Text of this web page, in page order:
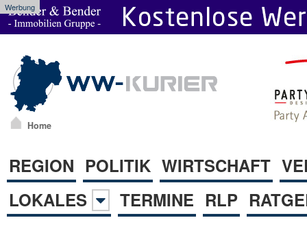
Werbung
Home
REGION POLITIK WIRTSCHAFT
LOKALES
TERMINE RLP